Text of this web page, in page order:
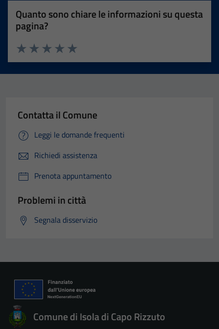
Quanto sono chiare le informazioni su questa
pagina?
Valuta 5 stelle su 5
Valuta 4 stelle su 5
Valuta 3 stelle su 5
Valuta 2 stelle su 5
Valuta 1 stelle su 5
Contatta il Comune
Leggi le domande frequenti
Richiedi assistenza
Prenota appuntamento
Problemi in città
Segnala disservizio
Comune di Isola di Capo Rizzuto